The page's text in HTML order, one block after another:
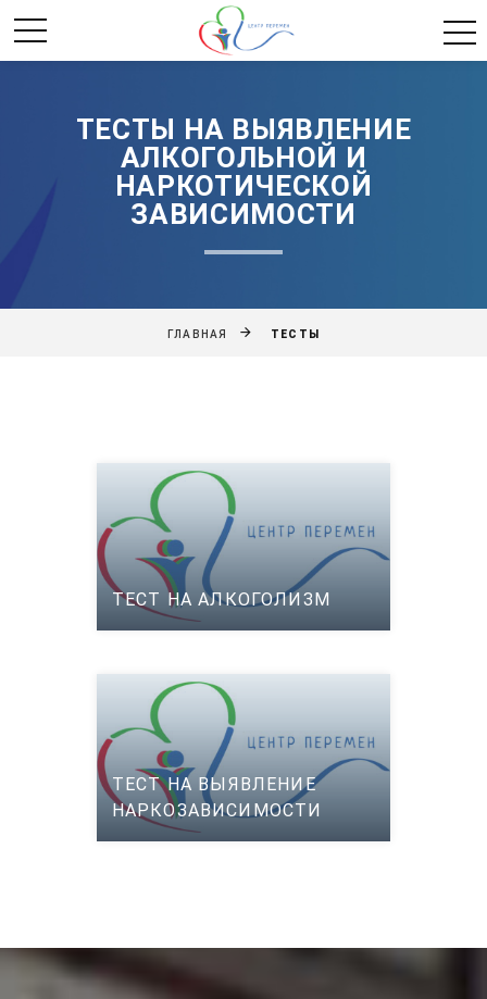
ТЕСТЫ НА ВЫЯВЛЕНИЕ
АЛКОГОЛЬНОЙ И
НАРКОТИЧЕСКОЙ
ЗАВИСИМОСТИ
ГЛАВНАЯ ТЕСТЫ
ТЕСТ НА АЛКОГОЛИЗМ
ТЕСТ НА ВЫЯВЛЕНИЕ
НАРКОЗАВИСИМОСТИ